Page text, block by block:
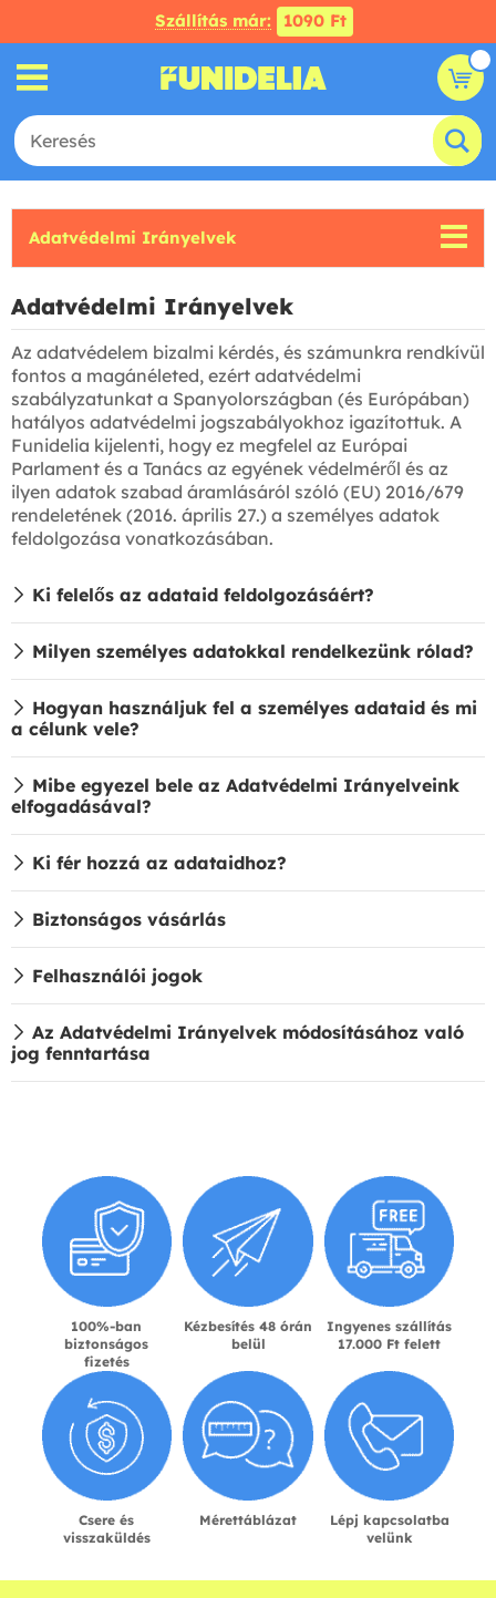
Szállítás már: 1090 Ft
Adatvédelmi Irányelvek
Adatvédelmi Irányelvek
Az adatvédelem bizalmi kérdés, és számunkra rendkívül
fontos a magánéleted, ezért adatvédelmi
szabályzatunkat a Spanyolországban (és Európában)
hatályos adatvédelmi jogszabályokhoz igazítottuk. A
Funidelia kijelenti, hogy ez megfelel az Európai
Parlament és a Tanács az egyének védelméről és az
ilyen adatok szabad áramlásáról szóló (EU) 2016/679
rendeletének (2016. április 27.) a személyes adatok
feldolgozása vonatkozásában.
Ki felelős az adataid feldolgozásáért?
Milyen személyes adatokkal rendelkezünk rólad?
Hogyan használjuk fel a személyes adataid és mi
a célunk vele?
Mibe egyezel bele az Adatvédelmi Irányelveink
elfogadásával?
Ki fér hozzá az adataidhoz?
Biztonságos vásárlás
Felhasználói jogok
Az Adatvédelmi Irányelvek módosításához való
jog fenntartása
100%-ban
biztonságos
fizetés
Kézbesítés 48 órán
belül
Ingyenes szállítás
17.000 Ft felett
Csere és
visszaküldés
Mérettáblázat
Lépj kapcsolatba
velünk